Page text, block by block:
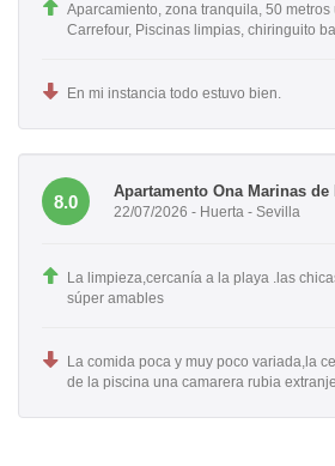
Aparcamiento, zona tranquila, 50 metros
Carrefour, Piscinas limpias, chiringuito
En mi instancia todo estuvo bien.
8.0
Apartamento Ona Marinas de
22/07/2026 - Huerta - Sevilla
La limpieza,cercanía a la playa .las
súper amables
La comida poca y muy poco variada,la
de la piscina una camarera rubia